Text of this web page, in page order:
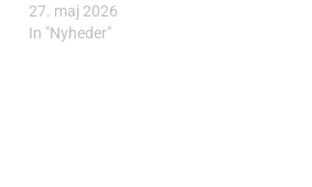
27. maj 2026
In "Nyheder"